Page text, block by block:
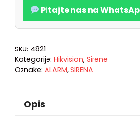
Pitajte nas na
SKU: 4821
Kategorije: Hikvision, Sirene
Oznake: ALARM, SIRENA
Opis